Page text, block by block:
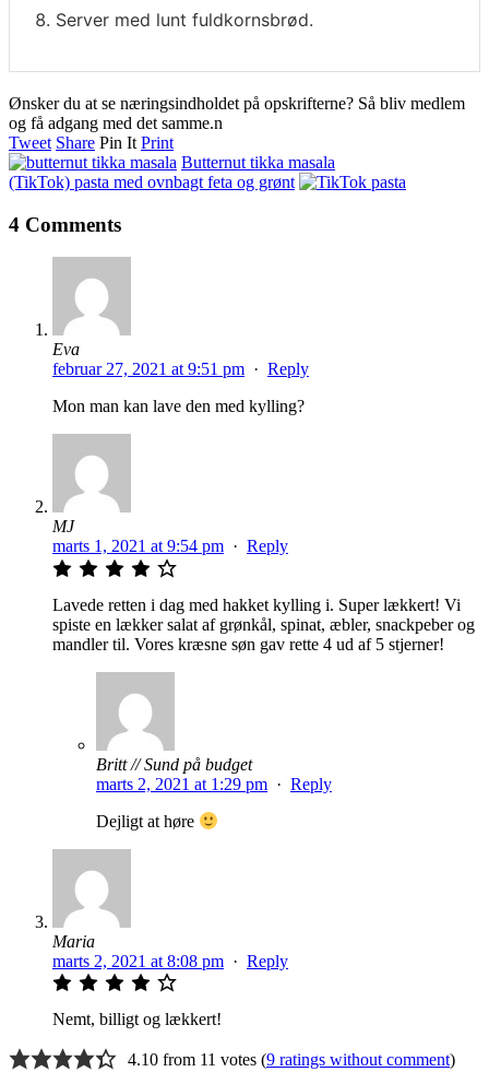
Server med lunt fuldkornsbrød.
Ønsker du at se næringsindholdet på opskrifterne? Så bliv medlem
og få adgang med det samme.n
Tweet Share Pin It Print
Butternut tikka masala
(TikTok) pasta med ovnbagt feta og grønt
4 Comments
Eva
februar 27, 2021 at 9:51 pm · Reply
Mon man kan lave den med kylling?
MJ
marts 1, 2021 at 9:54 pm · Reply
Lavede retten i dag med hakket kylling i. Super lækkert! Vi
spiste en lækker salat af grønkål, spinat, æbler, snackpeber og
mandler til. Vores kræsne søn gav rette 4 ud af 5 stjerner!
Britt // Sund på budget
marts 2, 2021 at 1:29 pm · Reply
Dejligt at høre
Maria
marts 2, 2021 at 8:08 pm · Reply
Nemt, billigt og lækkert!
4.10 from 11 votes (9 ratings without comment)